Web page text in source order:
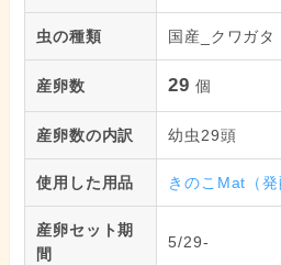
虫の種類 国産_クワガタ
産卵数 29 個
産卵数の内訳 幼虫29頭
使用した用品 きのこMat（発
産卵セット期
間
5/29-